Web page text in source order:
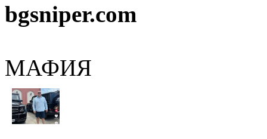
bgsniper.com
МАФИЯ